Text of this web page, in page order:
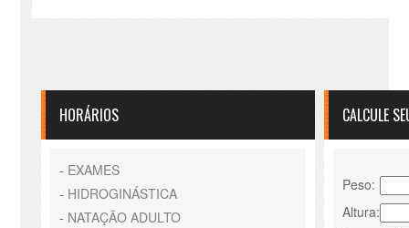
HORÁRIOS
- EXAMES
- HIDROGINÁSTICA
- NATAÇÃO ADULTO
CALCULE
Peso:
Altura: